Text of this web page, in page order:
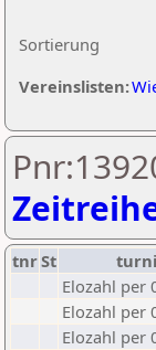
Sortierung
Vereinslisten:
tnrSt
Elozahl per
Elozahl per
Elozahl per